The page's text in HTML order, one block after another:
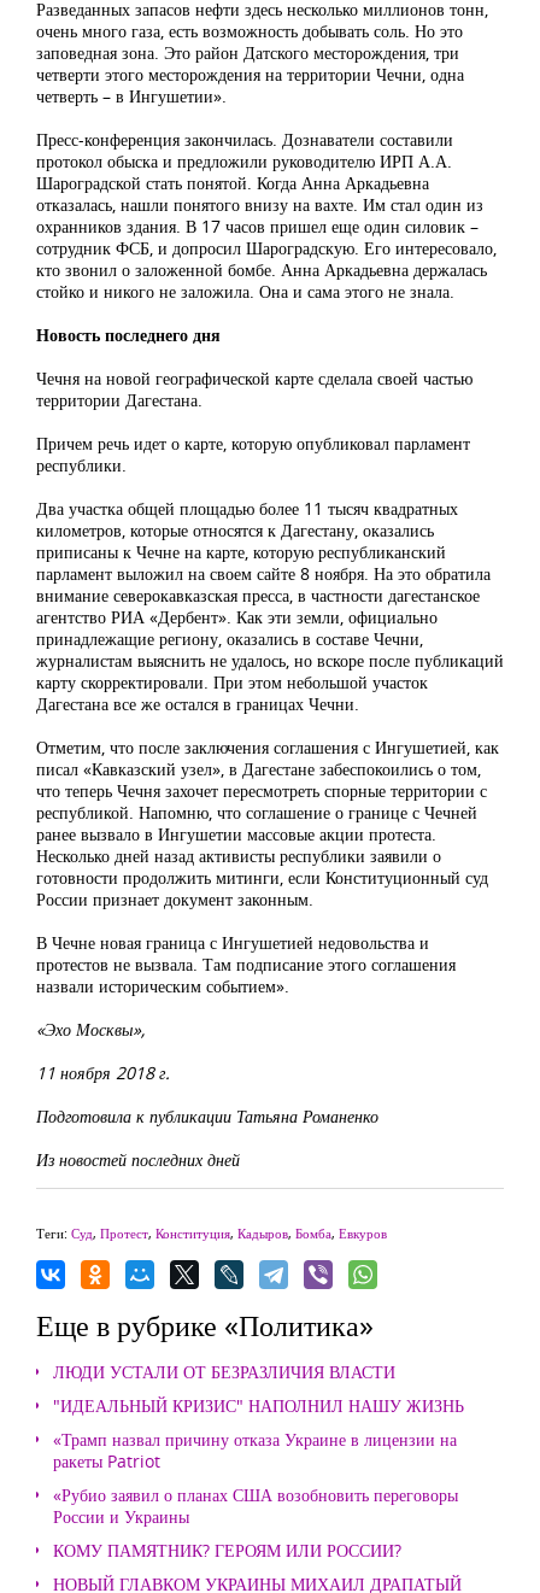
Разведанных запасов нефти здесь несколько миллионов тонн,
очень много газа, есть возможность добывать соль. Но это
заповедная зона. Это район Датского месторождения, три
четверти этого месторождения на территории Чечни, одна
четверть – в Ингушетии».
Пресс-конференция закончилась. Дознаватели составили
протокол обыска и предложили руководителю ИРП А.А.
Шароградской стать понятой. Когда Анна Аркадьевна
отказалась, нашли понятого внизу на вахте. Им стал один из
охранников здания. В 17 часов пришел еще один силовик –
сотрудник ФСБ, и допросил Шароградскую. Его интересовало,
кто звонил о заложенной бомбе. Анна Аркадьевна держалась
стойко и никого не заложила. Она и сама этого не знала.
Новость последнего дня
Чечня на новой географической карте сделала своей частью
территории Дагестана.
Причем речь идет о карте, которую опубликовал парламент
республики.
Два участка общей площадью более 11 тысяч квадратных
километров, которые относятся к Дагестану, оказались
приписаны к Чечне на карте, которую республиканский
парламент выложил на своем сайте 8 ноября. На это обратила
внимание северокавказская пресса, в частности дагестанское
агентство РИА «Дербент». Как эти земли, официально
принадлежащие региону, оказались в составе Чечни,
журналистам выяснить не удалось, но вскоре после публикаций
карту скорректировали. При этом небольшой участок
Дагестана все же остался в границах Чечни.
Отметим, что после заключения соглашения с Ингушетией, как
писал «Кавказский узел», в Дагестане забеспокоились о том,
что теперь Чечня захочет пересмотреть спорные территории с
республикой. Напомню, что соглашение о границе с Чечней
ранее вызвало в Ингушетии массовые акции протеста.
Несколько дней назад активисты республики заявили о
готовности продолжить митинги, если Конституционный суд
России признает документ законным.
В Чечне новая граница с Ингушетией недовольства и
протестов не вызвала. Там подписание этого соглашения
назвали историческим событием».
«Эхо Москвы»,
11 ноября 2018 г.
Подготовила к публикации Татьяна Романенко
Из новостей последних дней
Теги: Суд, Протест, Конституция, Кадыров, Бомба, Евкуров
Еще в рубрике «Политика»
ЛЮДИ УСТАЛИ ОТ БЕЗРАЗЛИЧИЯ ВЛАСТИ
"ИДЕАЛЬНЫЙ КРИЗИС" НАПОЛНИЛ НАШУ ЖИЗНЬ
«Трамп назвал причину отказа Украине в лицензии на
ракеты Patriot
«Рубио заявил о планах США возобновить переговоры
России и Украины
КОМУ ПАМЯТНИК? ГЕРОЯМ ИЛИ РОССИИ?
НОВЫЙ ГЛАВКОМ УКРАИНЫ МИХАИЛ ДРАПАТЫЙ